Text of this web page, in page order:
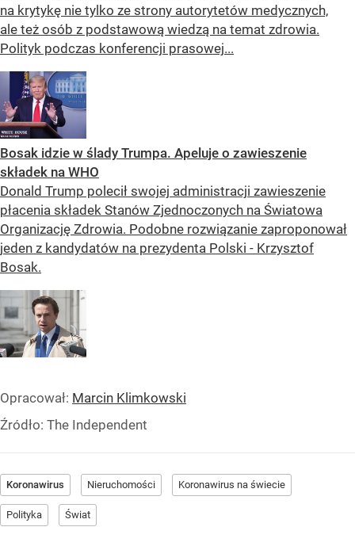
na krytykę nie tylko ze strony autorytetów medycznych,
ale też osób z podstawową wiedzą na temat zdrowia.
Polityk podczas konferencji prasowej...
Bosak idzie w ślady Trumpa. Apeluje o zawieszenie
składek na WHO
Donald Trump polecił swojej administracji zawieszenie
płacenia składek Stanów Zjednoczonych na Światowa
Organizację Zdrowia. Podobne rozwiązanie zaproponował
jeden z kandydatów na prezydenta Polski - Krzysztof
Bosak.
Opracował: Marcin Klimkowski
Źródło: The Independent
Koronawirus Nieruchomości Koronawirus na świecie
Polityka Świat